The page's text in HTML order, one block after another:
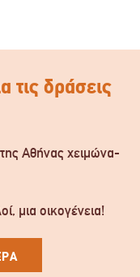
τις δράσεις
Αθήνας χειμώνα-
μια οικογένεια!